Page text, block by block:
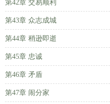
第42章 交易顺利
第43章 众志成城
第44章 稍逊即逝
第45章 忠诚
第46章 矛盾
第47章 闹分家